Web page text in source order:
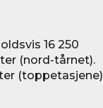
16 250
(nord-tårnet).
(toppetasjene)